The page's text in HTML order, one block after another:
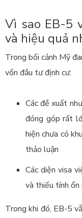
Vì sao EB-5
và hiệu quả
Trong bối cảnh Mỹ
vốn đầu tư định cư:
Các đề xuất
đóng góp rất
hiện chưa có
thảo luận
Các diện visa
và thiếu tính ổn
Trong khi đó, EB-5